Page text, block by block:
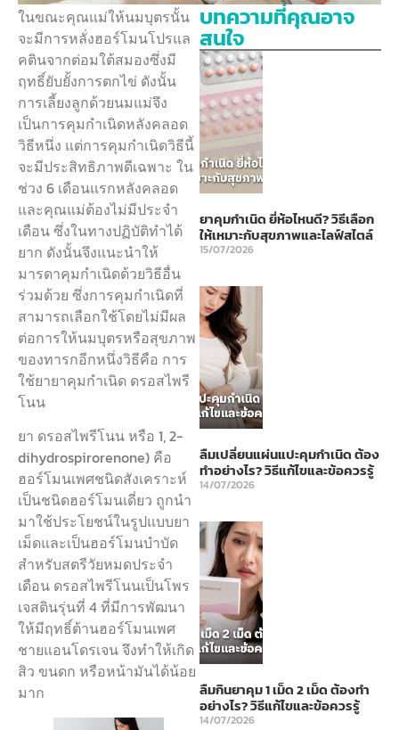
ในขณะคุณแม่ให้นมบุตรนั้น
จะมีการหลั่งฮอร์โมนโปรแล
คตินจากต่อมใต้สมองซึ่งมี
ฤทธิ์ยับยั้งการตกไข่ ดังนั้น
การเลี้ยงลูกด้วยนมแม่จึง
เป็นการคุมกำเนิดหลังคลอด
วิธีหนึ่ง แต่การคุมกำเนิดวิธีนี้
จะมีประสิทธิภาพดีเฉพาะ ใน
ช่วง 6 เดือนแรกหลังคลอด
และคุณแม่ต้องไม่มีประจำ
เดือน ซึ่งในทางปฏิบัติทำได้
ยาก ดังนั้นจึงแนะนำให้
มารดาคุมกำเนิดด้วยวิธีอื่น
ร่วมด้วย ซึ่งการคุมกำเนิดที่
สามารถเลือกใช้โดยไม่มีผล
ต่อการให้นมบุตรหรือสุขภาพ
ของทารกอีกหนึ่งวิธีคือ การ
ใช้ยายาคุมกำเนิด ดรอสไพรี
โนน
ยา ดรอสไพรีโนน หรือ 1, 2-
dihydrospirorenone) คือ
ฮอร์โมนเพศชนิดสังเคราะห์
เป็นชนิดฮอร์โมนเดี่ยว ถูกนำ
มาใช้ประโยชน์ในรูปแบบยา
เม็ดและเป็นฮอร์โมนบำบัด
สำหรับสตรีวัยหมดประจำ
เดือน ดรอสไพรีโนนเป็นโพร
เจสตินรุ่นที่ 4 ที่มีการพัฒนา
ให้มีฤทธิ์ต้านฮอร์โมนเพศ
ชายแอนโดรเจน จึงทำให้เกิด
สิว ขนดก หรือหน้ามันได้น้อย
มาก
บทความที่คุณอาจ
สนใจ
ยาคุมกำเนิด ยี่ห้อไหนดี? วิธีเลือก
ให้เหมาะกับสุขภาพและไลฟ์สไตล์
15/07/2026
ลืมเปลี่ยนแผ่นแปะคุมกำเนิด ต้อง
ทำอย่างไร? วิธีแก้ไขและข้อควรรู้
14/07/2026
ลืมกินยาคุม 1 เม็ด 2 เม็ด ต้องทำ
อย่างไร? วิธีแก้ไขและข้อควรรู้
14/07/2026